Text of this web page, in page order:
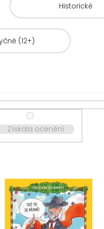
Historické
(12+)
Získala ocenění